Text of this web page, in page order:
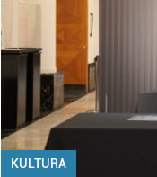
KULTURA